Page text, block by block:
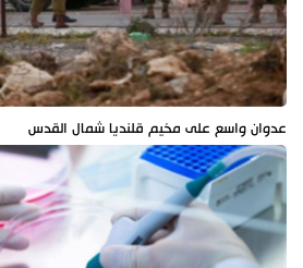
عدوان واسع على مخيم قلنديا شمال القدس